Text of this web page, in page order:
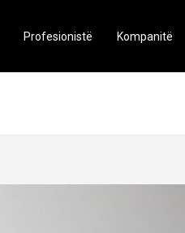
Profesionistë Kompanitë